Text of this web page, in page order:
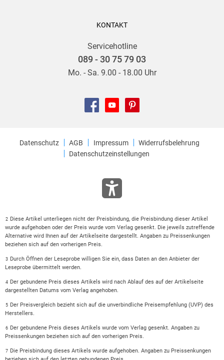
KONTAKT
Servicehotline
089 - 30 75 79 03
Mo. - Sa. 9.00 - 18.00 Uhr
Datenschutz AGB Impressum
Widerrufsbelehrung
Datenschutzeinstellungen
2 Diese Artikel unterliegen nicht der Preisbindung, die Preisbindung dieser Artikel
wurde aufgehoben oder der Preis wurde vom Verlag gesenkt. Die jeweils zutreffende
Alternative wird Ihnen auf der Artikelseite dargestellt. Angaben zu Preissenkungen
beziehen sich auf den vorherigen Preis.
3 Durch Öffnen der Leseprobe willigen Sie ein, dass Daten an den Anbieter der
Leseprobe übermittelt werden.
4 Der gebundene Preis dieses Artikels wird nach Ablauf des auf der Artikelseite
dargestellten Datums vom Verlag angehoben.
5 Der Preisvergleich bezieht sich auf die unverbindliche Preisempfehlung (UVP) des
Herstellers.
6 Der gebundene Preis dieses Artikels wurde vom Verlag gesenkt. Angaben zu
Preissenkungen beziehen sich auf den vorherigen Preis.
7 Die Preisbindung dieses Artikels wurde aufgehoben. Angaben zu Preissenkungen